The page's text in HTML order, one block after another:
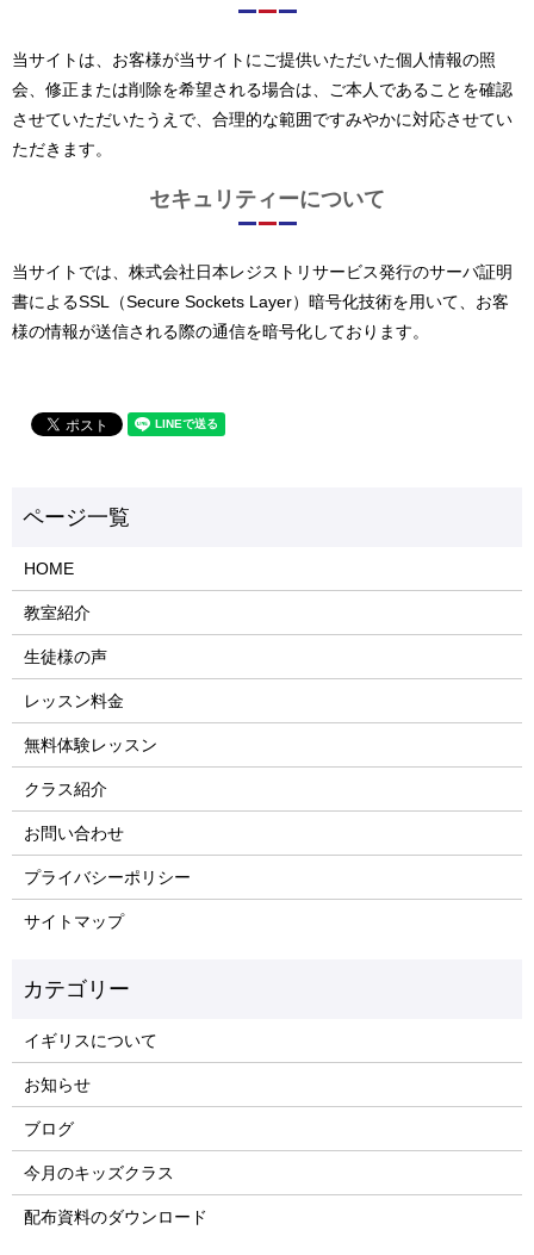
当サイトは、お客様が当サイトにご提供いただいた個人情報の照
会、修正または削除を希望される場合は、ご本人であることを確認
させていただいたうえで、合理的な範囲ですみやかに対応させてい
ただきます。
セキュリティーについて
当サイトでは、株式会社日本レジストリサービス発行のサーバ証明
書によるSSL（Secure Sockets Layer）暗号化技術を用いて、お客
様の情報が送信される際の通信を暗号化しております。
HOME
教室紹介
生徒様の声
レッスン料金
無料体験レッスン
クラス紹介
お問い合わせ
プライバシーポリシー
サイトマップ
イギリスについて
お知らせ
ブログ
今月のキッズクラス
配布資料のダウンロード